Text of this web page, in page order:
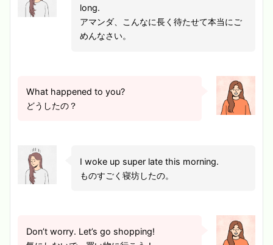
long.
アマンダ、こんなに長く待たせて本当にご
めんなさい。
What happened to you?
どうしたの？
I woke up super late this morning.
ものすごく寝坊したの。
Don’t worry. Let’s go shopping!